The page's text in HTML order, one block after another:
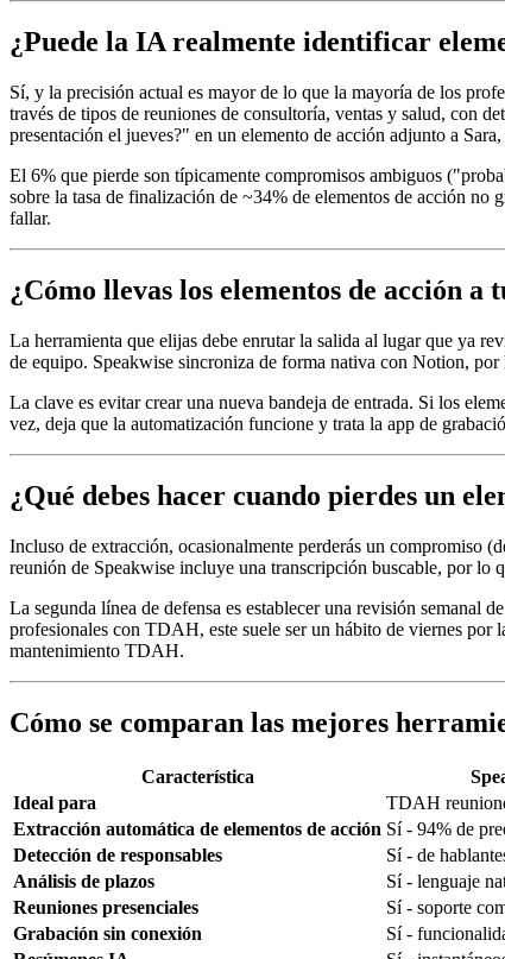
¿Puede la IA realmente identificar
Sí, y la precisión actual es mayor de lo que la mayoría de los
través de tipos de reuniones de consultoría, ventas y salud, con
presentación el jueves?" en un elemento de acción adjunto a
El 6% que pierde son típicamente compromisos ambiguos
sobre la tasa de finalización de ~34% de elementos de acción
fallar.
¿Cómo llevas los elementos de acción
La herramienta que elijas debe enrutar la salida al lugar que ya
de equipo. Speakwise sincroniza de forma nativa con Notion,
La clave es evitar crear una nueva bandeja de entrada. Si los
vez, deja que la automatización funcione y trata la app de
¿Qué debes hacer cuando pierdes un
Incluso de extracción, ocasionalmente perderás un compromiso
reunión de Speakwise incluye una transcripción buscable, por lo
La segunda línea de defensa es establecer una revisión semanal
profesionales con TDAH, este suele ser un hábito de viernes por
mantenimiento TDAH.
Cómo se comparan las mejores
Característica
Ideal para
TDAH
Extracción automática de elementos de acción Sí - 94% de
Detección de responsables
Sí - de
Análisis de plazos
Sí - lenguaje
Reuniones presenciales
Sí - soporte
Grabación sin conexión
Sí -